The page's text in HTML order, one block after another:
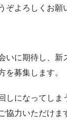
よろしくお願
いに期待し、
を募集します。
になってしま
力いただけま